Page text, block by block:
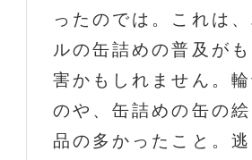
ったのでは。これは
ルの缶詰めの普及が
害かもしれません。
のや、缶詰めの缶の
品の多かったこと。